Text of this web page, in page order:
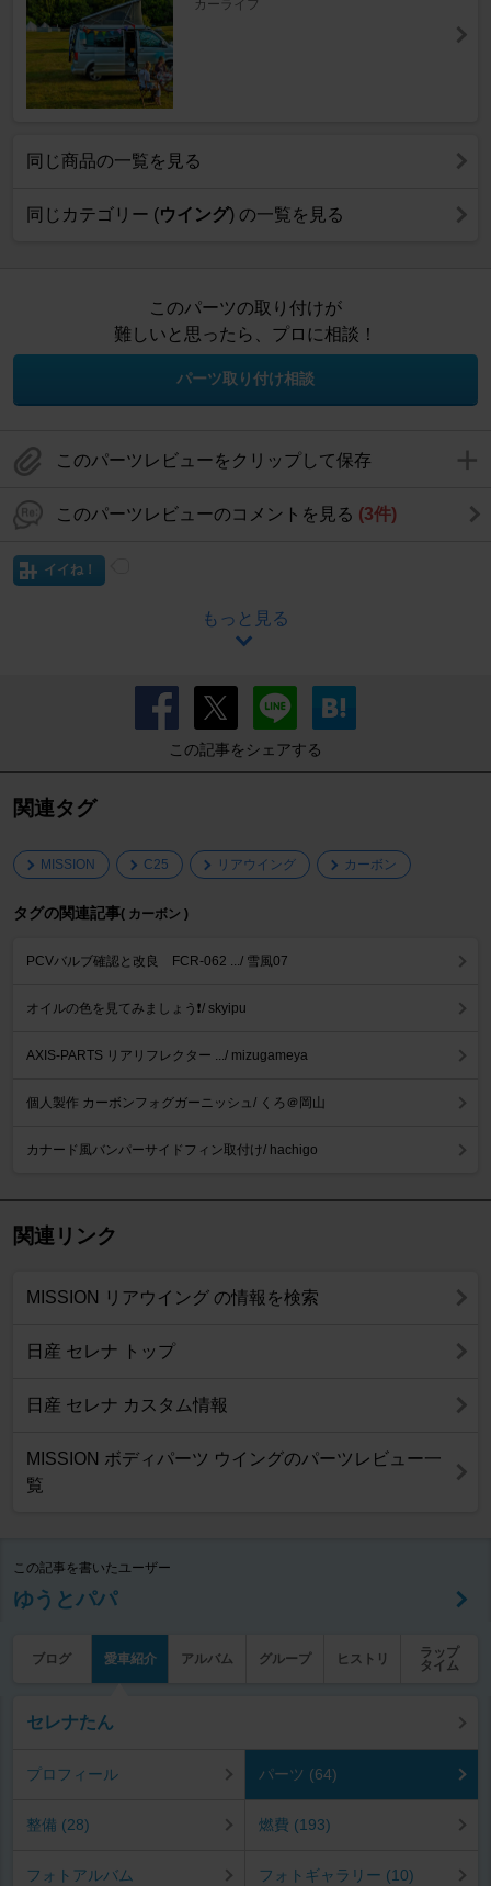
カーライフ
同じ商品の一覧を見る
同じカテゴリー (ウイング) の一覧を見る
このパーツの取り付けが
難しいと思ったら、プロに相談！
パーツ取り付け相談
このパーツレビューをクリップして保存
このパーツレビューのコメントを見る (3件)
イイね！
もっと見る
この記事をシェアする
関連タグ
MISSION C25 リアウイング カーボン
タグの関連記事( カーボン )
PCVバルブ確認と改良 FCR-062 .../ 雪風07
オイルの色を見てみましょう❗️/ skyipu
AXIS-PARTS リアリフレクター .../ mizugameya
個人製作 カーボンフォグガーニッシュ/ くろ＠岡山
カナード風バンパーサイドフィン取付け/ hachigo
関連リンク
MISSION リアウイング の情報を検索
日産 セレナ トップ
日産 セレナ カスタム情報
MISSION ボディパーツ ウイングのパーツレビュー一
覧
この記事を書いたユーザー
ゆうとパパ
ブログ 愛車紹介 アルバム グループ ヒストリ
ラップ
タイム
セレナたん
プロフィール パーツ (64)
整備 (28) 燃費 (193)
フォトアルバム フォトギャラリー (10)